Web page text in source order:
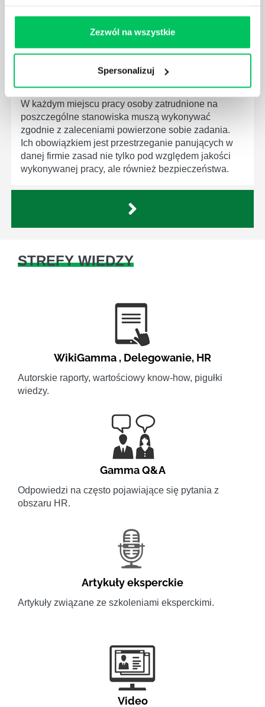
Zezwól na wszystkie
Spersonalizuj
CZYM ZAJMUJE SIĘ AUDYTOR WEWNĘTRZNY
LABORATORIUM?
W każdym miejscu pracy osoby zatrudnione na
poszczególne stanowiska muszą wykonywać
zgodnie z zaleceniami powierzone sobie zadania.
Ich obowiązkiem jest przestrzeganie panujących w
danej firmie zasad nie tylko pod względem jakości
wykonywanej pracy, ale również bezpieczeństwa.
STREFY WIEDZY
WikiGamma , Delegowanie, HR
Autorskie raporty, wartościowy know-how, pigułki
wiedzy.
Gamma Q&A
Odpowiedzi na często pojawiające się pytania z
obszaru HR.
Artykuły eksperckie
Artykuły związane ze szkoleniami eksperckimi.
Video